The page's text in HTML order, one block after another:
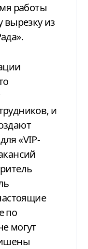
работы
вырезку из
и
«VIP-
по
могут